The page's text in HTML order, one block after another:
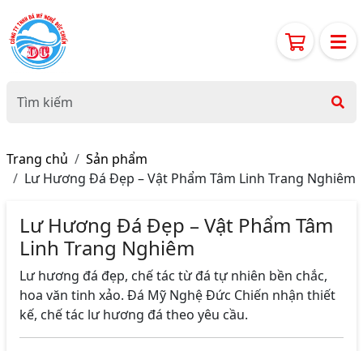
Trang chủ
Sản phẩm
Lư Hương Đá Đẹp – Vật Phẩm Tâm Linh Trang Nghiêm
Lư Hương Đá Đẹp – Vật Phẩm Tâm
Linh Trang Nghiêm
Lư hương đá đẹp, chế tác từ đá tự nhiên bền chắc,
hoa văn tinh xảo. Đá Mỹ Nghệ Đức Chiến nhận thiết
kế, chế tác lư hương đá theo yêu cầu.